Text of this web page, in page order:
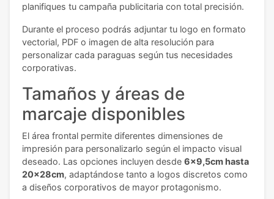
planifiques tu campaña publicitaria con total precisión.
Durante el proceso podrás adjuntar tu logo en formato
vectorial, PDF o imagen de alta resolución para
personalizar cada paraguas según tus necesidades
corporativas.
Tamaños y áreas de
marcaje disponibles
El área frontal permite diferentes dimensiones de
impresión para personalizarlo según el impacto visual
deseado. Las opciones incluyen desde 6x9,5cm hasta
20x28cm, adaptándose tanto a logos discretos como
a diseños corporativos de mayor protagonismo.